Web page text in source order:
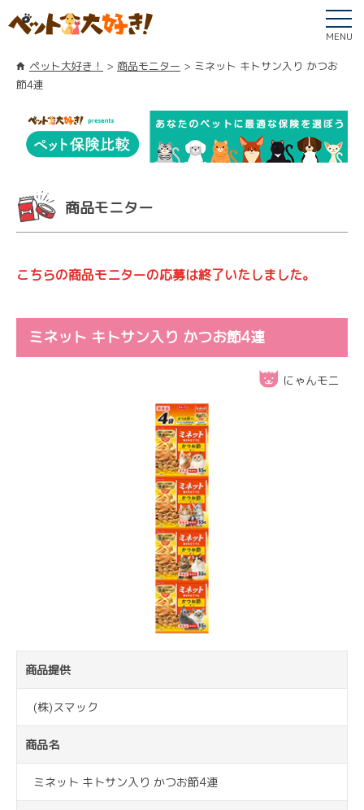
MENU
ペット大好き！ 商品モニター
ミネット キトサン入り かつお
節4連
商品モニター
こちらの商品モニターの応募は終了いたしました。
ミネット キトサン入り かつお節4連
にゃんモニ
商品提供
(株)スマック
商品名
ミネット キトサン入り かつお節4連